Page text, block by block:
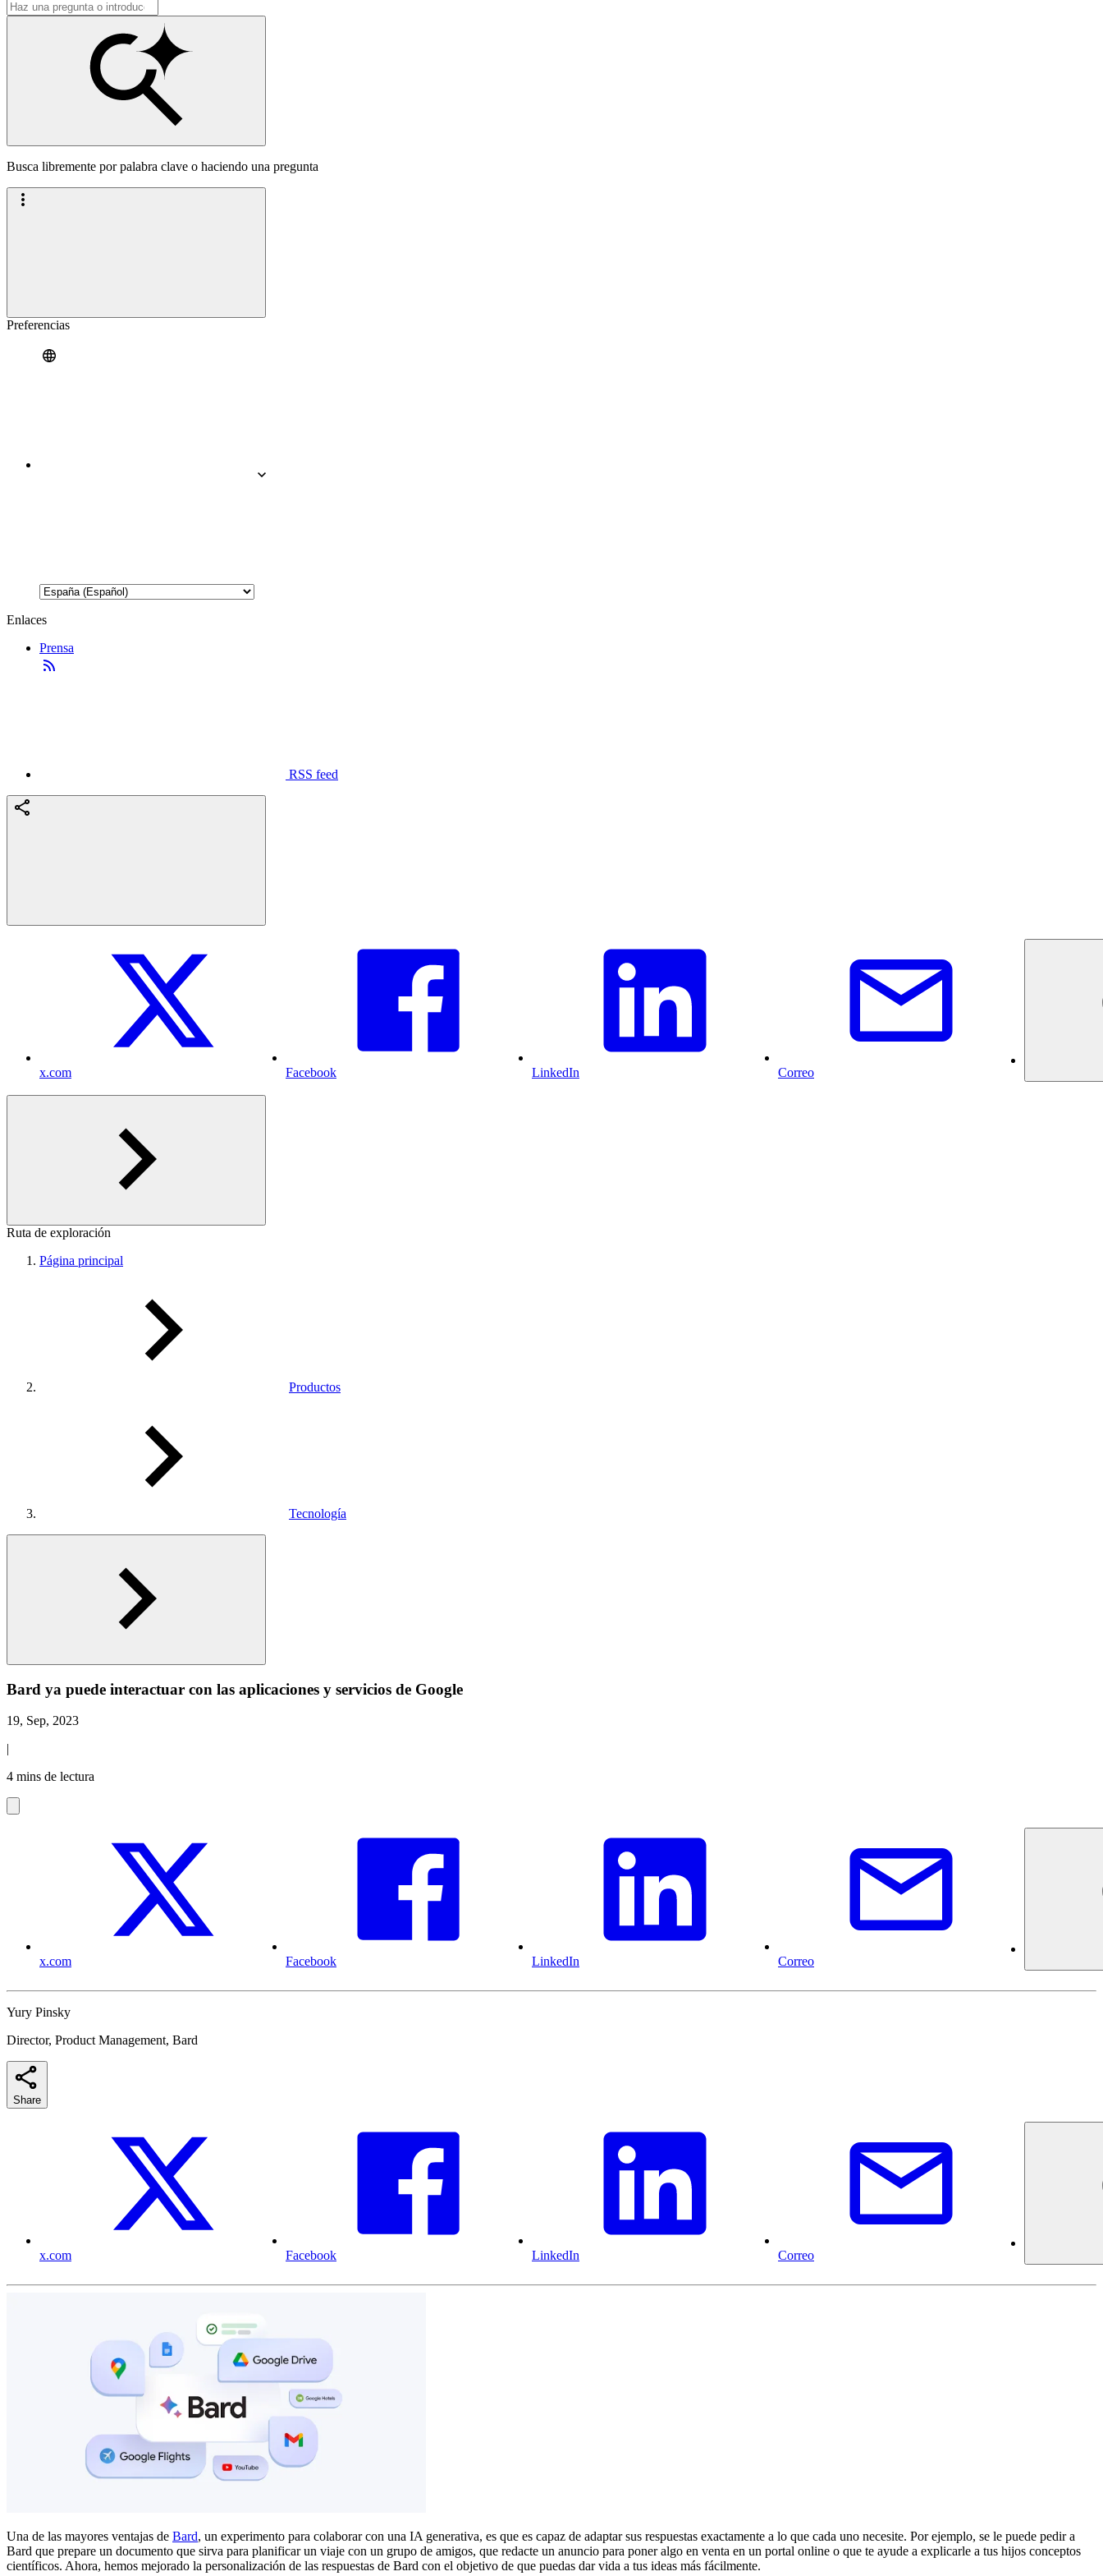
Busca libremente por palabra clave o haciendo una pregunta
Preferencias
Enlaces
Prensa
RSS feed
x.com Facebook LinkedIn Correo
Ruta de exploración
Página principal
Productos
Tecnología
Bard ya puede interactuar con las aplicaciones y servicios de Google
19, Sep, 2023
|
4 mins de lectura
x.com Facebook LinkedIn Correo
Yury Pinsky
Director, Product Management, Bard
Share
x.com Facebook LinkedIn Correo
Una de las mayores ventajas de Bard, un experimento para colaborar con una IA generativa, es que es capaz de adaptar sus respuestas exactamente a lo que cada uno necesite. Por ejemplo, se le puede pedir a
Bard que prepare un documento que sirva para planificar un viaje con un grupo de amigos, que redacte un anuncio para poner algo en venta en un portal online o que te ayude a explicarle a tus hijos conceptos
científicos. Ahora, hemos mejorado la personalización de las respuestas de Bard con el objetivo de que puedas dar vida a tus ideas más fácilmente.